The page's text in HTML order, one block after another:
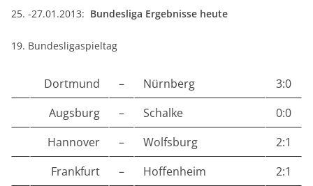
25. -27.01.2013: Bundesliga Ergebnisse heute
19. Bundesligaspieltag
Dortmund – Nürnberg
3:0
Augsburg
– Schalke
0:0
Hannover
– Wolfsburg
2:1
Frankfurt
– Hoffenheim
2:1